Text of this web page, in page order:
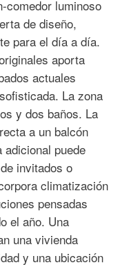
comedor luminoso
de diseño,
para el día a día.
aporta
actuales
La zona
y dos baños. La
a un balcón
puede
invitados o
climatización
pensadas
el año. Una
una vivienda
y una ubicación